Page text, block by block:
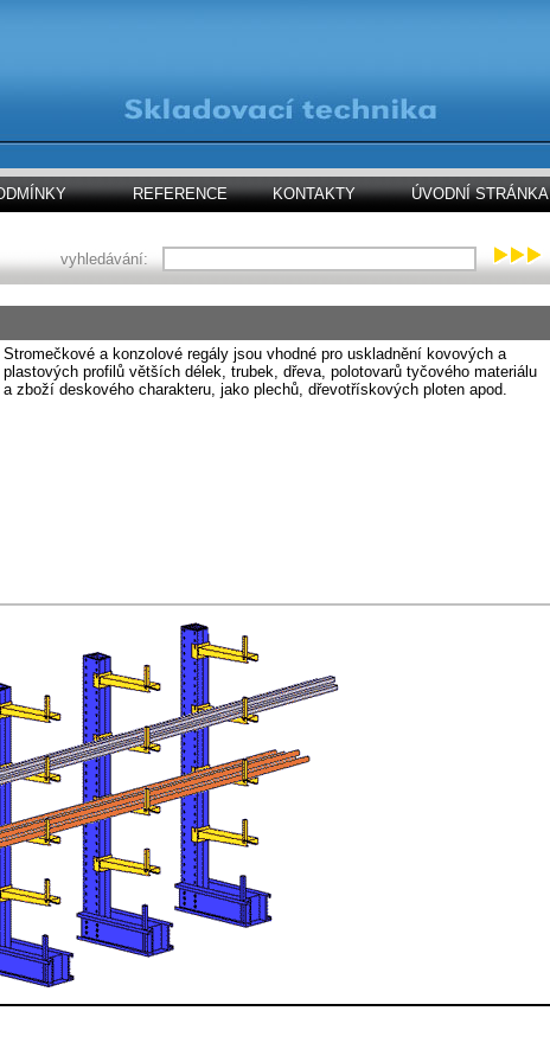
REFERENCE KONTAKTY ÚVODNÍ STRÁNKA
vyhledávání:
Stromečkové a konzolové regály jsou vhodné pro uskladnění kovových a
plastových profilů větších délek, trubek, dřeva, polotovarů tyčového materiálu
a zboží deskového charakteru, jako plechů, dřevotřískových ploten apod.